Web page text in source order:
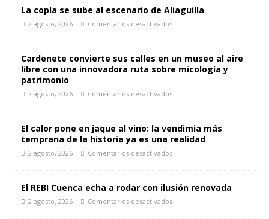
La copla se sube al escenario de Aliaguilla
2 agosto, 2026 Comentarios desactivados
Cardenete convierte sus calles en un museo al aire
libre con una innovadora ruta sobre micología y
patrimonio
2 agosto, 2026 Comentarios desactivados
El calor pone en jaque al vino: la vendimia más
temprana de la historia ya es una realidad
2 agosto, 2026 Comentarios desactivados
El REBI Cuenca echa a rodar con ilusión renovada
2 agosto, 2026 Comentarios desactivados